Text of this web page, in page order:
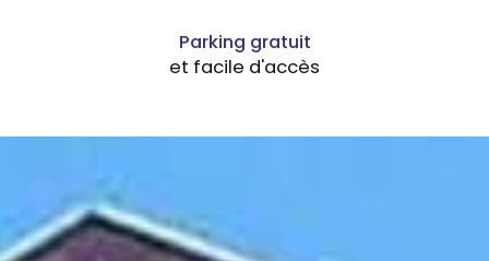
Parking gratuit
et facile d'accès